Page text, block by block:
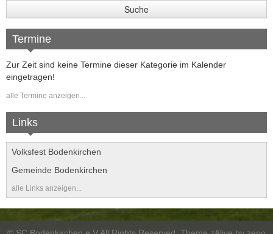
Termine
Zur Zeit sind keine Termine dieser Kategorie im Kalender
eingetragen!
alle Termine anzeigen...
Links
Volksfest Bodenkirchen
Gemeinde Bodenkirchen
alle Links anzeigen...